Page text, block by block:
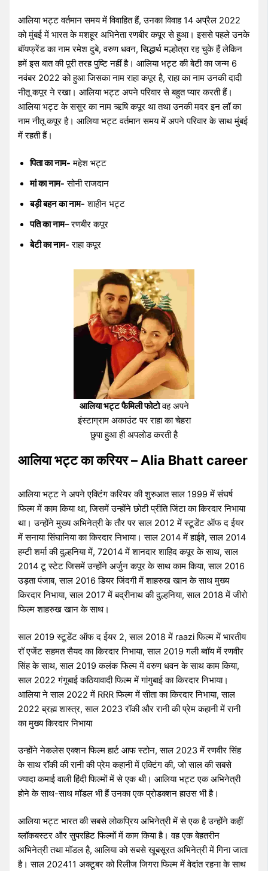
आलिया भट्ट वर्तमान समय में विवाहित हैं, उनका विवाह 14 अप्रैल 2022
को मुंबई में भारत के मशहूर अभिनेता रणबीर कपूर से हुआ। इससे पहले उनके
बॉयफ्रेंड का नाम रमेश दुबे, वरुण धवन, सिद्धार्थ मल्होत्रा रह चुके हैं लेकिन
हमें इस बात की पूरी तरह पुष्टि नहीं है। आलिया भट्ट की बेटी का जन्म 6
नवंबर 2022 को हुआ जिसका नाम राहा कपूर है, राहा का नाम उनकी दादी
नीतू कपूर ने रखा। आलिया भट्ट अपने परिवार से बहुत प्यार करती हैं।
आलिया भट्ट के ससुर का नाम ऋषि कपूर था तथा उनकी मदर इन लॉ का
नाम नीतू कपूर है। आलिया भट्ट वर्तमान समय में अपने परिवार के साथ मुंबई
में रहती हैं।
पिता का नाम- महेश भट्ट
मां का नाम- सोनी राजदान
बड़ी बहन का नाम- शाहीन भट्ट
पति का नाम– रणबीर कपूर
बेटी का नाम- राहा कपूर
आलिया भट्ट फैमिली फोटोवह अपने
इंस्टाग्राम अकाउंट पर राहा का चेहरा
छुपा हुआ ही अपलोड करती है
आलिया भट्ट का करियर – Alia Bhatt career
आलिया भट्ट ने अपने एक्टिंग करियर की शुरुआत साल 1999 में संघर्ष
फिल्म में काम किया था, जिसमें उन्होंने छोटी प्रीति जिंटा का किरदार निभाया
था। उन्होंने मुख्य अभिनेत्री के तौर पर साल 2012 में स्टूडेंट ऑफ द ईयर
में सनाया सिंघानिया का किरदार निभाया। साल 2014 में हाईवे, साल 2014
हम्टी शर्मा की दुल्हनिया में, 72014 में शानदार शाहिद कपूर के साथ, साल
2014 टू स्टेट जिसमें उन्होंने अर्जुन कपूर के साथ काम किया, साल 2016
उड़ता पंजाब, साल 2016 डियर जिंदगी में शाहरुख खान के साथ मुख्य
किरदार निभाया, साल 2017 में बद्रीनाथ की दुल्हनिया, साल 2018 में जीरो
फिल्म शाहरुख खान के साथ।
साल 2019 स्टूडेंट ऑफ द ईयर 2, साल 2018 में raazi फिल्म में भारतीय
रॉ एजेंट सहमत सैयद का किरदार निभाया, साल 2019 गली ब्वॉय में रणवीर
सिंह के साथ, साल 2019 कलंक फिल्म में वरुण धवन के साथ काम किया,
साल 2022 गंगूबाई कठियावादी फिल्म में गांगुबाई का किरदार निभाया।
आलिया ने साल 2022 में RRR फिल्म में सीता का किरदार निभाया, साल
2022 ब्रह्म शास्त्र, साल 2023 रॉकी और रानी की प्रेम कहानी में रानी
का मुख्य किरदार निभाया
उन्होंने नेकलेस एक्शन फिल्म हार्ट आफ स्टोन, साल 2023 में रणवीर सिंह
के साथ रॉकी की रानी की प्रेम कहानी में एक्टिंग की, जो साल की सबसे
ज्यादा कमाई वाली हिंदी फिल्मों में से एक थी। आलिया भट्ट एक अभिनेत्री
होने के साथ-साथ मॉडल भी हैं उनका एक प्रोडक्शन हाउस भी है।
आलिया भट्ट भारत की सबसे लोकप्रिय अभिनेत्री में से एक है उन्होंने कहीं
ब्लॉकबस्टर और सुपरहिट फिल्मों में काम किया है। वह एक बेहतरीन
अभिनेत्री तथा मॉडल है, आलिया को सबसे खूबसूरत अभिनेत्री में गिना जाता
है। साल 202411 अक्टूबर को रिलीज जिगरा फिल्म में वेदांत रहना के साथ